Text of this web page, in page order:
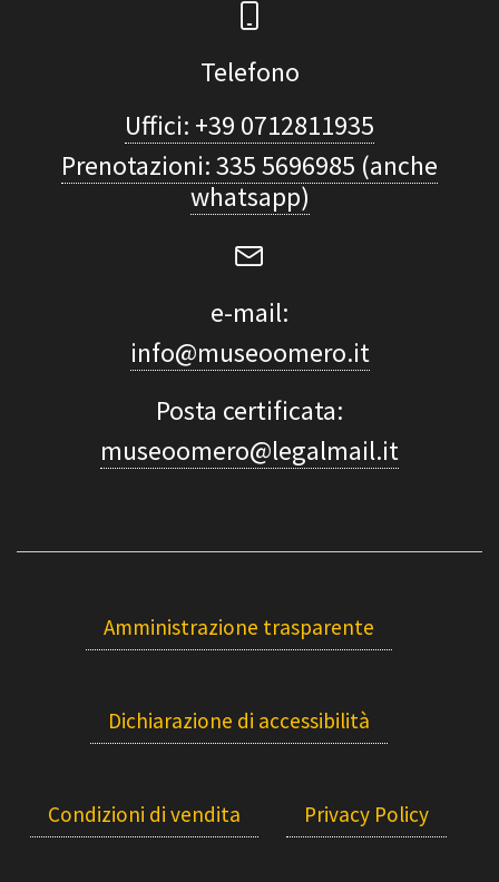
Telefono
Uffici: +39 0712811935
Prenotazioni: 335 5696985 (anche
whatsapp)
e-mail:
info@museoomero.it
Posta certificata:
museoomero@legalmail.it
Amministrazione trasparente
Dichiarazione di accessibilità
Condizioni di vendita Privacy Policy